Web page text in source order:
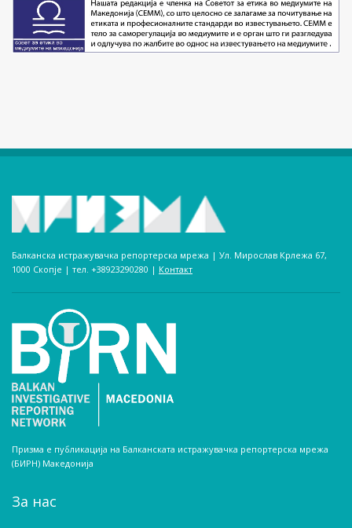
Балканска истражувачка репортерска мрежа | Ул. Мирослав Крлежа 67,
1000 Скопје | тел. +38923290280­ | Контакт
Призма е публикација на Балканската истражувачка репортерска мрежа
(БИРН) Македонија
За нас